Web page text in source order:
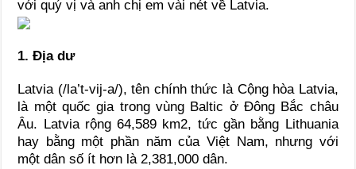
với quý vị và anh chị em vài nét về Latvia.
1. Địa dư
Latvia (/la’t-vij-a/), tên chính thức là Cộng hòa Latvia,
là một quốc gia trong vùng Baltic ở Đông Bắc châu
Âu. Latvia rộng 64,589 km2, tức gần bằng Lithuania
hay bằng một phần năm của Việt Nam, nhưng với
một dân số ít hơn là 2,381,000 dân.